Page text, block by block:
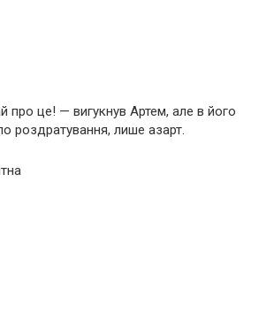
про це! — вигукнув Артем, але в його
роздратування, лише азарт.